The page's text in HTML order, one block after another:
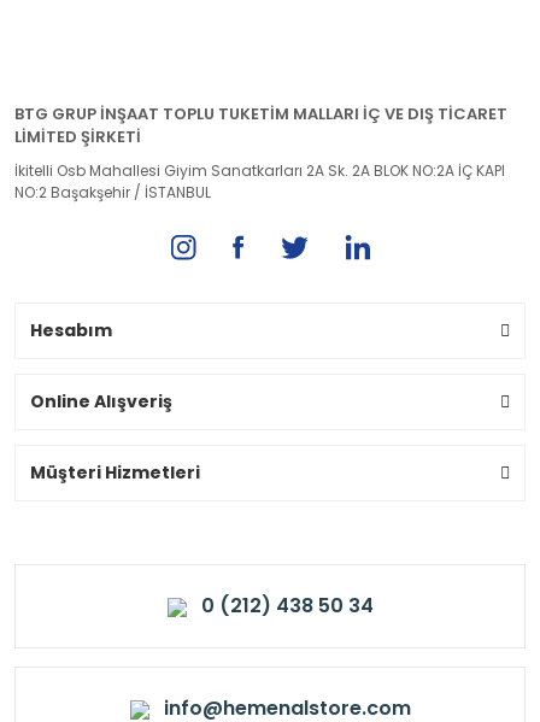
BTG GRUP İNŞAAT TOPLU TUKETİM MALLARI İÇ VE DIŞ TİCARET
LİMİTED ŞİRKETİ
İkitelli Osb Mahallesi Giyim Sanatkarları 2A Sk. 2A BLOK NO:2A İÇ KAPI
NO:2 Başakşehir / İSTANBUL
Hesabım
Online Alışveriş
Müşteri Hizmetleri
0 (212) 438 50 34
info@hemenalstore.com